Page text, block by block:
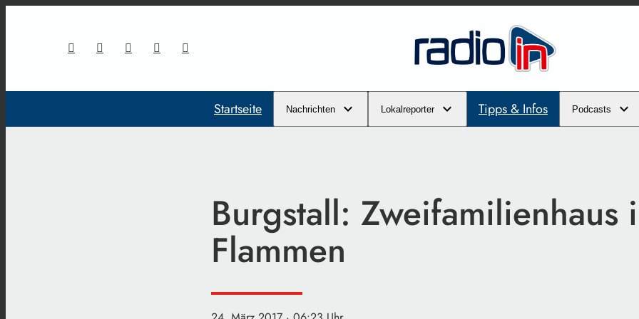
Startseite Nachrichten Lokalreporter Tipps & Infos Podcasts
Burgstall: Zweifamilienhaus
Flammen